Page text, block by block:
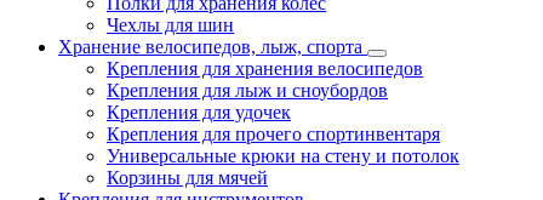
Чехлы для шин
Хранение велосипедов, лыж, спорта
Крепления для хранения велосипедов
Крепления для лыж и сноубордов
Крепления для удочек
Крепления для прочего спортинвентаря
Универсальные крюки на стену и потолок
Корзины для мячей